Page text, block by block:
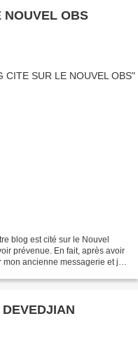
NOUVEL OBS
blog est cité sur le Nouvel
prévenue. En fait, après avoir
ancienne messagerie et je